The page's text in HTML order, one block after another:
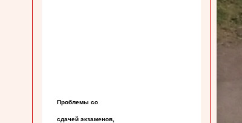
Проблемы со
сдачей экзаменов,